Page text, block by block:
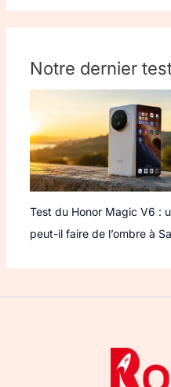
Notre dernier
Test du Honor Magic V6 :
peut-il faire de l’ombre à